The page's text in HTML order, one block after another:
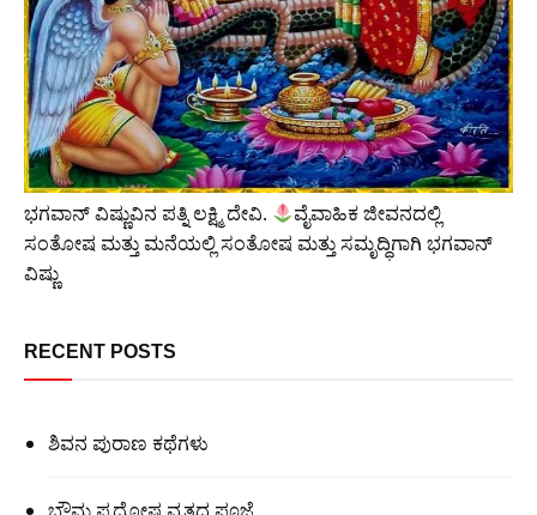
ಭಗವಾನ್ ವಿಷ್ಣುವಿನ ಪತ್ನಿ ಲಕ್ಷ್ಮಿ ದೇವಿ.
ವೈವಾಹಿಕ ಜೀವನದಲ್ಲಿ
ಸಂತೋಷ ಮತ್ತು ಮನೆಯಲ್ಲಿ ಸಂತೋಷ ಮತ್ತು ಸಮೃದ್ಧಿಗಾಗಿ ಭಗವಾನ್
ವಿಷ್ಣು
RECENT POSTS
ಶಿವನ ಪುರಾಣ ಕಥೆಗಳು